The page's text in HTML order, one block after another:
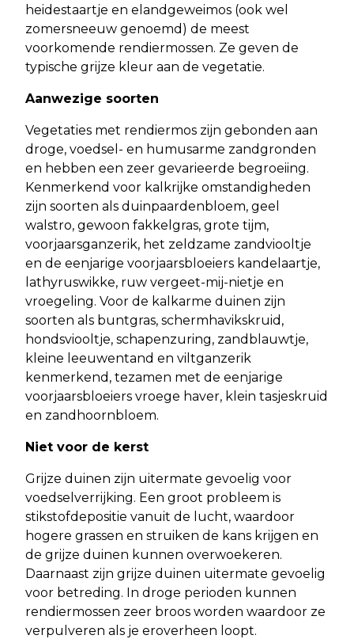
heidestaartje en elandgeweimos (ook wel
zomersneeuw genoemd) de meest
voorkomende rendiermossen. Ze geven de
typische grijze kleur aan de vegetatie.
Aanwezige soorten
Vegetaties met rendiermos zijn gebonden aan
droge, voedsel- en humusarme zandgronden
en hebben een zeer gevarieerde begroeiing.
Kenmerkend voor kalkrijke omstandigheden
zijn soorten als duinpaardenbloem, geel
walstro, gewoon fakkelgras, grote tijm,
voorjaarsganzerik, het zeldzame zandviooltje
en de eenjarige voorjaarsbloeiers kandelaartje,
lathyruswikke, ruw vergeet-mij-nietje en
vroegeling. Voor de kalkarme duinen zijn
soorten als buntgras, schermhavikskruid,
hondsviooltje, schapenzuring, zandblauwtje,
kleine leeuwentand en viltganzerik
kenmerkend, tezamen met de eenjarige
voorjaarsbloeiers vroege haver, klein tasjeskruid
en zandhoornbloem.
Niet voor de kerst
Grijze duinen zijn uitermate gevoelig voor
voedselverrijking. Een groot probleem is
stikstofdepositie vanuit de lucht, waardoor
hogere grassen en struiken de kans krijgen en
de grijze duinen kunnen overwoekeren.
Daarnaast zijn grijze duinen uitermate gevoelig
voor betreding. In droge perioden kunnen
rendiermossen zeer broos worden waardoor ze
verpulveren als je eroverheen loopt.